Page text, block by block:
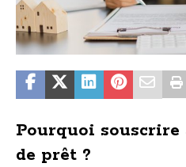
Pourquoi souscrire
de prêt ?